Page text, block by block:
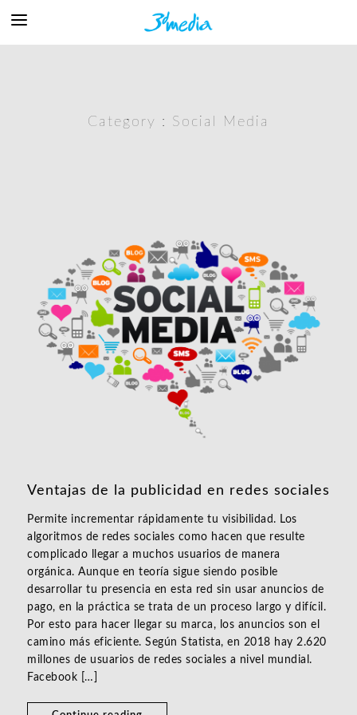
Category : Social Media
Ventajas de la publicidad en redes sociales
Permite incrementar rápidamente tu visibilidad. Los
algoritmos de redes sociales como hacen que resulte
complicado llegar a muchos usuarios de manera
orgánica. Aunque en teoría sigue siendo posible
desarrollar tu presencia en esta red sin usar anuncios de
pago, en la práctica se trata de un proceso largo y difícil.
Por esto para hacer llegar su marca, los anuncios son el
camino más eficiente. Según Statista, en 2018 hay 2.620
millones de usuarios de redes sociales a nivel mundial.
Facebook […]